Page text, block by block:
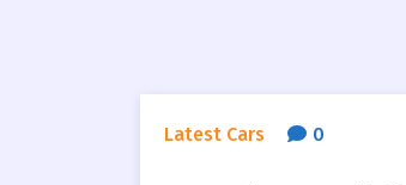
Latest Cars 0